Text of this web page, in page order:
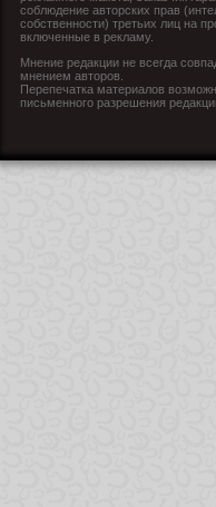
соблюдение авторских прав
собственности) третьих лиц на
включенные в рекламу.
Мнение редакции не всегда
мнением авторов.
Перепечатка материалов
письменного разрешения